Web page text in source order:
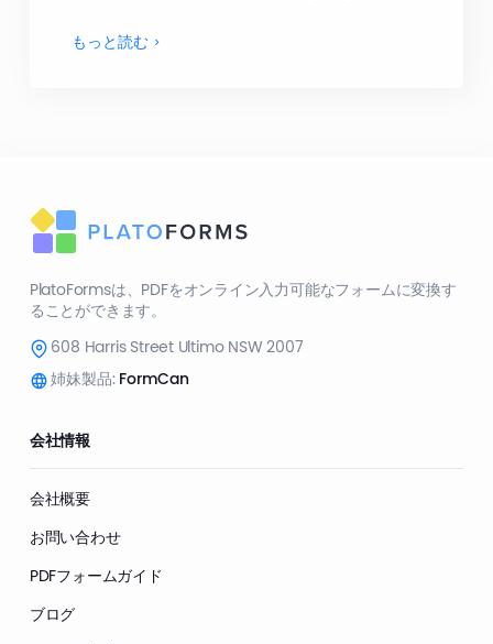
もっと読む
PlatoFormsは、PDFをオンライン入力可能なフォームに変換す
ることができます。
608 Harris Street Ultimo NSW 2007
姉妹製品: FormCan
会社情報
会社概要
お問い合わせ
PDFフォームガイド
ブログ